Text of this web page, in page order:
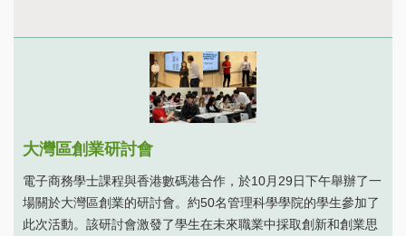
大灣區創業研討會
電子商務學士課程與香港數碼港合作，於10月29日下午舉辦了一
場關於大灣區創業的研討會。約50名管理科學學院的學生參加了
此次活動。該研討會激發了學生在未來職業中採取創新和創業思